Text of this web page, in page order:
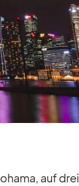
auf drei